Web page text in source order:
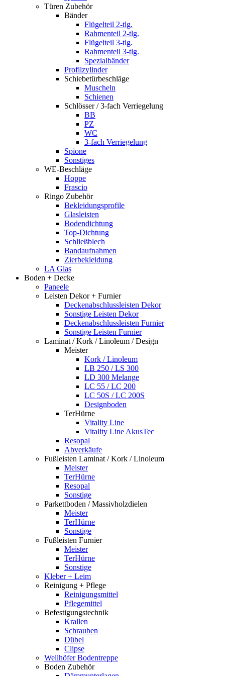
Türen Zubehör
Bänder
Flügelteil 2-tlg.
Rahmenteil 2-tlg.
Flügelteil 3-tlg.
Rahmenteil 3-tlg.
Spezialbänder
Profilzylinder
Schiebetürbeschläge
Muscheln
Schienen
Schlösser / 3-fach Verriegelung
BB
PZ
WC
3-fach Verriegelung
Spione
Sonstiges
WE-Beschläge
Hoppe
Frascio
Ringo Zubehör
Bekleidungsprofile
Glasleisten
Bodendichtung
Top-Dichtung
Schließblech
Bandaufnahmen
Zierbekleidung
LA Glas
Boden + Decke
Paneele
Leisten Dekor + Furnier
Deckenabschlussleisten Dekor
Sonstige Leisten Dekor
Deckenabschlussleisten Furnier
Sonstige Leisten Furnier
Laminat / Kork / Linoleum / Design
Meister
Kork / Linoleum
LB 250 / LS 300
LD 300 Melange
LC 55 / LC 200
LC 50S / LC 200S
Designboden
TerHürne
Vitality Line
Vitality Line AkusTec
Resopal
Abverkäufe
Fußleisten Laminat / Kork / Linoleum
Meister
TerHürne
Resopal
Sonstige
Parkettboden / Massivholzdielen
Meister
TerHürne
Sonstige
Fußleisten Furnier
Meister
TerHürne
Sonstige
Kleber + Leim
Reinigung + Pflege
Reinigungsmittel
Pflegemittel
Befestigungstechnik
Krallen
Schrauben
Dübel
Clipse
Wellhöfer Bodentreppe
Boden Zubehör